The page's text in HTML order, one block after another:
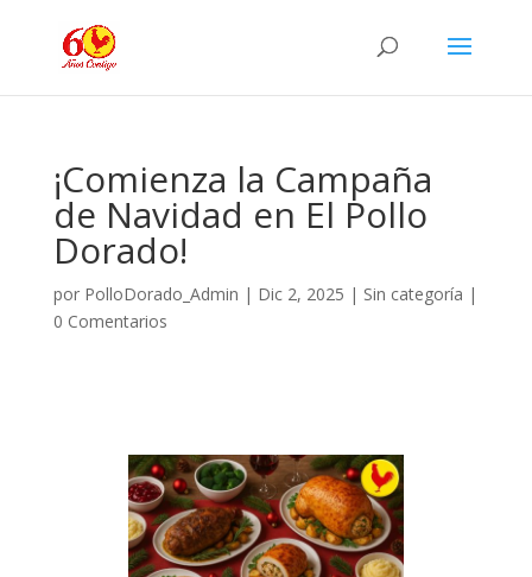
¡Comienza la Campaña
de Navidad en El Pollo
Dorado!
por PolloDorado_Admin | Dic 2, 2025 | Sin categoría |
0 Comentarios